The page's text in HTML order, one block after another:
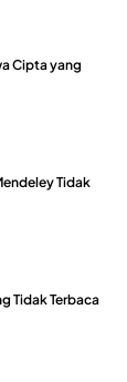
Cipta yang
Tidak
Tidak Terbaca